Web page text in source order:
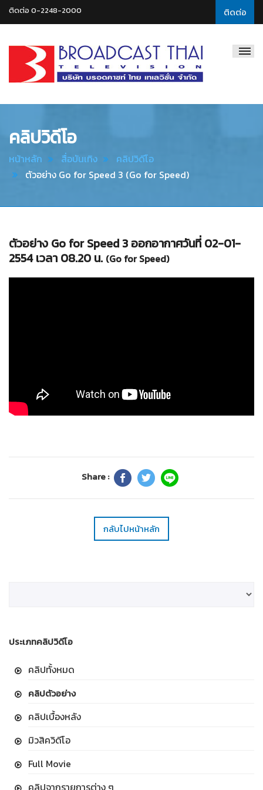
ติดต่อ
ติดต่อ 0-2248-2000
Thai
คลิปวิดีโอ
หน้าหลัก สื่อบันเทิง
คลิปวิดีโอ
ตัวอย่าง Go for Speed 3 (Go for Speed)
ตัวอย่าง Go for Speed 3 ออกอากาศวันที่ 02-01-
2554 เวลา 08.20 น. (Go for Speed)
Share :
กลับไปหน้าหลัก
ประเภทคลิปวิดีโอ
คลิปทั้งหมด
คลิปตัวอย่าง
คลิปเบื้องหลัง
มิวสิควิดีโอ
Full Movie
คลิปจากรายการต่าง ๆ